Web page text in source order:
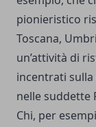
pionieristico
Toscana,
un’attività di
incentrati sulla
nelle suddette
Chi, per